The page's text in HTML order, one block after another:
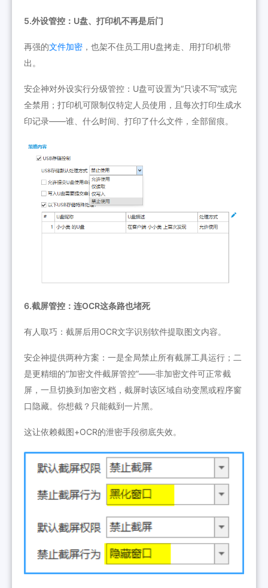
5.外设管控：U盘、打印机不再是后门
再强的文件加密 ，也架不住员工用U盘拷走、用打印机带
出。
安企神对外设实行分级管控：U盘可设置为“只读不写”或完
全禁用；打印机可限制仅特定人员使用，且每次打印生成水
印记录——谁、什么时间、打印了什么文件，全部留痕。
6.截屏管控：连OCR这条路也堵死
有人取巧：截屏后用OCR文字识别软件提取图文内容。
安企神提供两种方案：一是全局禁止所有截屏工具运行；二
是更精细的“加密文件截屏管控”——非加密文件可正常截
屏，一旦切换到加密文档，截屏时该区域自动变黑或程序窗
口隐藏。你想截？只能截到一片黑。
这让依赖截图+OCR的泄密手段彻底失效。